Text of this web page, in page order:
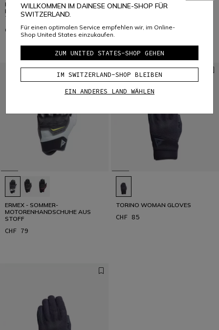
METRAX AIR - SOMMER-
MOTORRADHANDSCHUHE AUS
TEXTIL HERREN
CHF 49
ERMEX - DAMEN-
CHF 79
ERMEX - SOMMER-
MOTORENHANDSCHUHE AUS
STOFF
CHF 79
TORINO WOMAN GLOVES
CHF 85
WILLKOMMEN IM DAINESE ONLINE-SHOP FÜR
SWITZERLAND.
Für einen optimalen Service empfehlen wir, im Online-
Shop United States einzukaufen.
ZUM UNITED STATES-SHOP GEHEN
IM SWITZERLAND-SHOP BLEIBEN
EIN ANDERES LAND WÄHLEN